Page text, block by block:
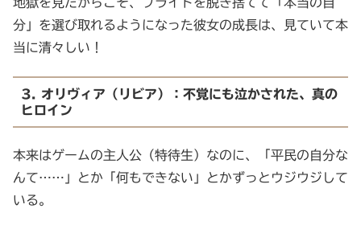
分」を選び取れるようになった彼女の成長は、見ていて本
当に清々しい！
3. オリヴィア（リビア）：不覚にも泣かされた、真の
ヒロイン
本来はゲームの主人公（特待生）なのに、「平民の自分な
んて……」とか「何もできない」とかずっとウジウジして
いる。